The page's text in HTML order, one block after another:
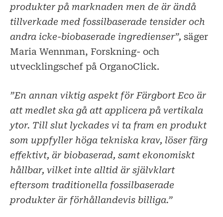
produkter på marknaden men de är ändå
tillverkade med fossilbaserade tensider och
andra icke-biobaserade ingredienser”, säger
Maria Wennman, Forskning- och
utvecklingschef på OrganoClick.
”En annan viktig aspekt för Färgbort Eco är
att medlet ska gå att applicera på vertikala
ytor. Till slut lyckades vi ta fram en produkt
som uppfyller höga tekniska krav, löser färg
effektivt, är biobaserad, samt ekonomiskt
hållbar, vilket inte alltid är självklart
eftersom traditionella fossilbaserade
produkter är förhållandevis billiga.”